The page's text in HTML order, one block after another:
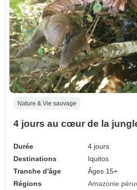
Nature & Vie sauvage
4 jours au cœur de la
Durée
4 jours
Destinations
Iquitos
Tranche d'âge
Âges 15+
Régions
Amazonie